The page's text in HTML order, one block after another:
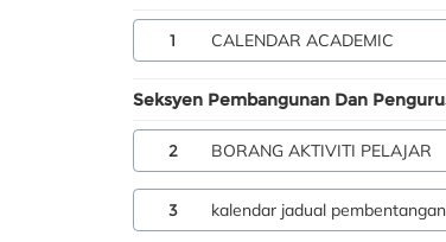
1 CALENDAR ACADEMIC
Seksyen Pembangunan Dan
2 BORANG AKTIVITI PELAJAR
3 kalendar jadual